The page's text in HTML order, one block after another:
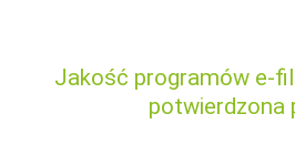
Jakość programów e-
potwierdzona